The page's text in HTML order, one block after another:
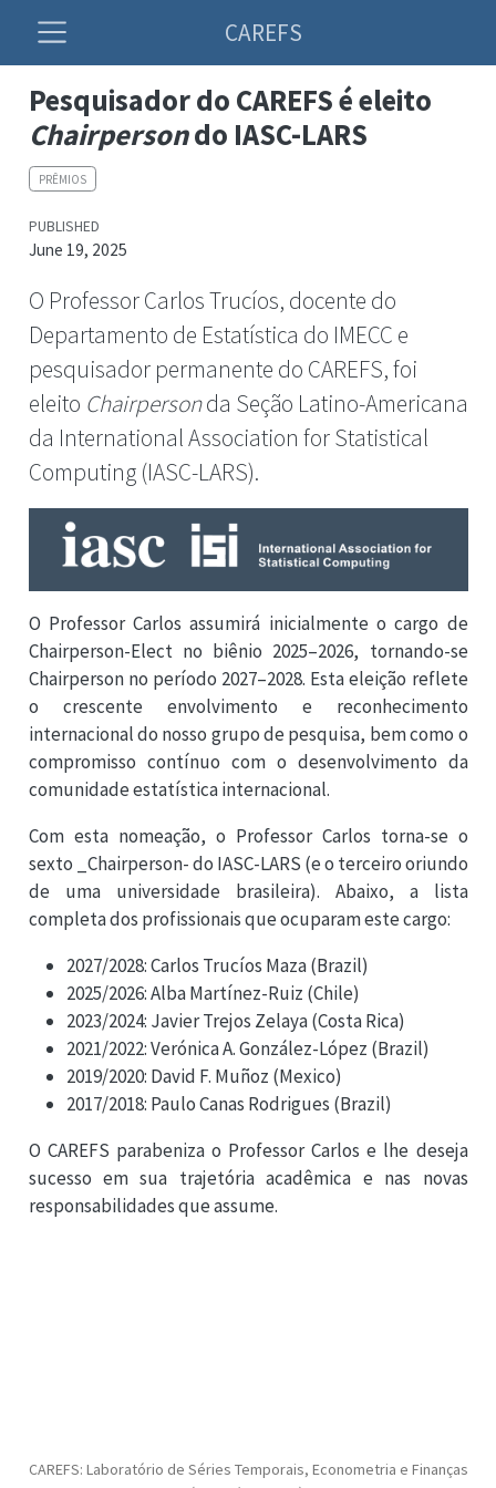
CAREFS
Pesquisador do CAREFS é eleito
Chairpersondo IASC-LARS
PRÊMIOS
PUBLISHED
June 19, 2025
O Professor Carlos Trucíos, docente do
Departamento de Estatística do IMECC e
pesquisador permanente do CAREFS, foi
eleito Chairpersonda Seção Latino-Americana
da International Association for Statistical
Computing (IASC-LARS).
O Professor Carlos assumirá inicialmente o cargo de
Chairperson-Elect no biênio 2025–2026, tornando-se
Chairperson no período 2027–2028. Esta eleição reflete
o crescente envolvimento e reconhecimento
internacional do nosso grupo de pesquisa, bem como o
compromisso contínuo com o desenvolvimento da
comunidade estatística internacional.
Com esta nomeação, o Professor Carlos torna-se o
sexto _Chairperson- do IASC-LARS (e o terceiro oriundo
de uma universidade brasileira). Abaixo, a lista
completa dos profissionais que ocuparam este cargo:
2027/2028: Carlos Trucíos Maza (Brazil)
2025/2026: Alba Martínez-Ruiz (Chile)
2023/2024: Javier Trejos Zelaya (Costa Rica)
2021/2022: Verónica A. González-López (Brazil)
2019/2020: David F. Muñoz (Mexico)
2017/2018: Paulo Canas Rodrigues (Brazil)
O CAREFS parabeniza o Professor Carlos e lhe deseja
sucesso em sua trajetória acadêmica e nas novas
responsabilidades que assume.
CAREFS: Laboratório de Séries Temporais, Econometria e Finanças